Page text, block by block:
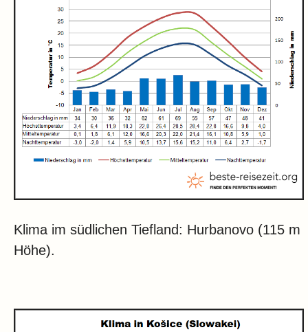
Klima im südlichen Tiefland: Hurbanovo (115 m
Höhe).